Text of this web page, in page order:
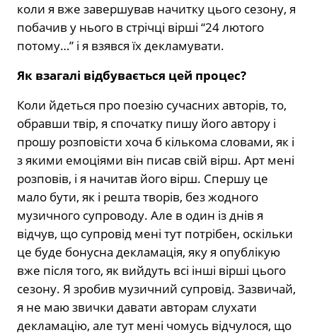
коли я вже завершував начитку цього сезону, я
побачив у нього в стрічці вірші “24 лютого
потому…” і я взявся їх декламувати.
Як взагалі відбувається цей процес?
Коли йдеться про поезію сучасних авторів, то,
обравши твір, я спочатку пишу його автору і
прошу розповісти хоча б кількома словами, як і
з якими емоціями він писав свій вірш. Арт мені
розповів, і я начитав його вірш. Спершу це
мало бути, як і решта творів, без жодного
музичного супроводу. Але в один із днів я
відчув, що супровід мені тут потрібен, оскільки
це буде бонусна декламація, яку я опублікую
вже після того, як вийдуть всі інші вірші цього
сезону. Я зробив музичний супровід. Зазвичай,
я не маю звички давати авторам слухати
декламацію, але тут мені чомусь відчулося, що